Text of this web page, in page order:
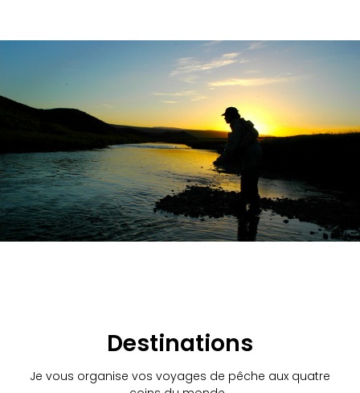
Destinations
Je vous organise vos voyages de pêche aux quatre